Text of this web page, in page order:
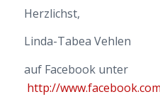
Herzlichst,
Linda-Tabea Vehlen
auf Facebook unter
http://